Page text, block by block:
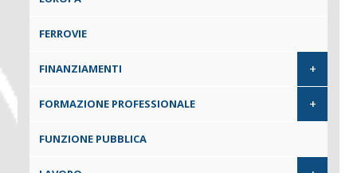
FERROVIE
FINANZIAMENTI +
FORMAZIONE PROFESSIONALE +
FUNZIONE PUBBLICA